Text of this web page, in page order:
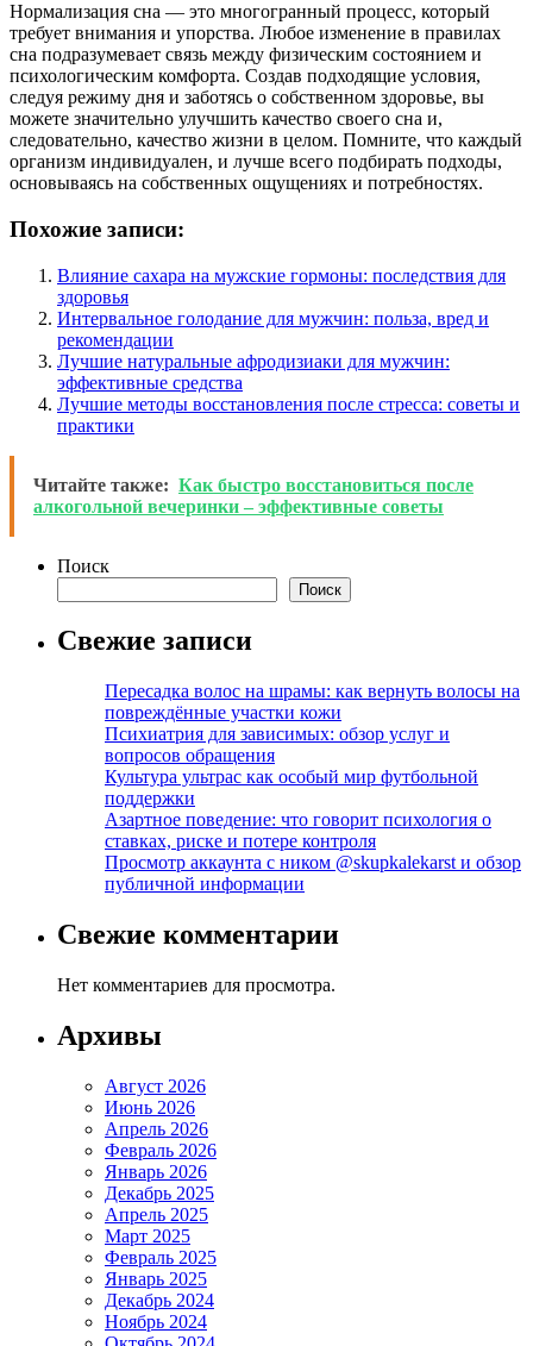
Нормализация сна — это многогранный процесс, который
требует внимания и упорства. Любое изменение в правилах
сна подразумевает связь между физическим состоянием и
психологическим комфорта. Создав подходящие условия,
следуя режиму дня и заботясь о собственном здоровье, вы
можете значительно улучшить качество своего сна и,
следовательно, качество жизни в целом. Помните, что каждый
организм индивидуален, и лучше всего подбирать подходы,
основываясь на собственных ощущениях и потребностях.
Похожие записи:
Влияние сахара на мужские гормоны: последствия для
здоровья
Интервальное голодание для мужчин: польза, вред и
рекомендации
Лучшие натуральные афродизиаки для мужчин:
эффективные средства
Лучшие методы восстановления после стресса: советы и
практики
Читайте также: Как быстро восстановиться после
алкогольной вечеринки – эффективные советы
Поиск
Поиск
Свежие записи
Пересадка волос на шрамы: как вернуть волосы на
повреждённые участки кожи
Психиатрия для зависимых: обзор услуг и
вопросов обращения
Культура ультрас как особый мир футбольной
поддержки
Азартное поведение: что говорит психология о
ставках, риске и потере контроля
Просмотр аккаунта с ником @skupkalekarst и обзор
публичной информации
Свежие комментарии
Нет комментариев для просмотра.
Архивы
Август 2026
Июнь 2026
Апрель 2026
Февраль 2026
Январь 2026
Декабрь 2025
Апрель 2025
Март 2025
Февраль 2025
Январь 2025
Декабрь 2024
Ноябрь 2024